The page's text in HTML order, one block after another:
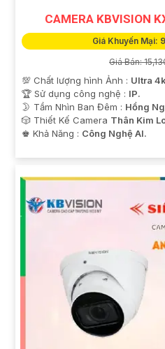
CAMERA KBVISION
Giá Khuyến Mại:
Giá Bán:
💯 Chất lượng hình Ảnh : Ultra 4k
🏆 Sử dụng công nghệ : IP.
🌛 Tầm Nhìn Ban Đêm : Hồng
🎲 Thiết Kế Camera Thân Kim
️♚ Khả Năng : Công Nghệ AI.